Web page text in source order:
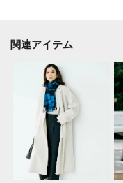
が異なる場合もございます。
モデル情報：身長161cm
関連アイテム